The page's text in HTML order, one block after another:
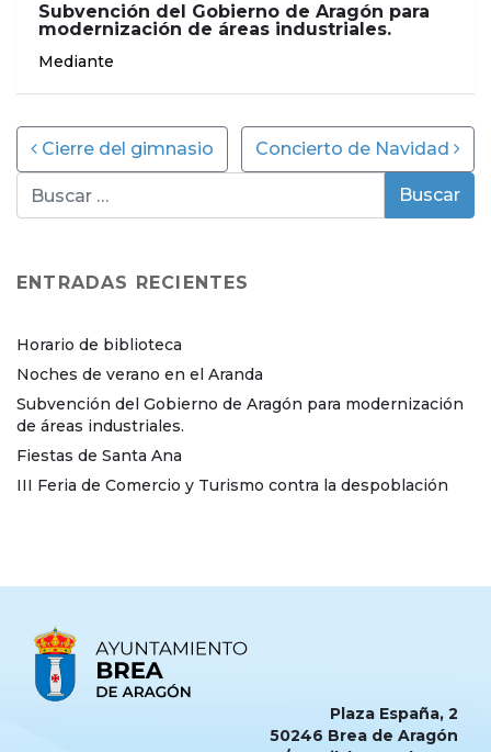
Subvención del Gobierno de Aragón para
modernización de áreas industriales.
Mediante
Post navigation
Cierre del gimnasio Concierto de Navidad
ENTRADAS RECIENTES
Horario de biblioteca
Noches de verano en el Aranda
Subvención del Gobierno de Aragón para modernización
de áreas industriales.
Fiestas de Santa Ana
III Feria de Comercio y Turismo contra la despoblación
Plaza España, 2
50246 Brea de Aragón